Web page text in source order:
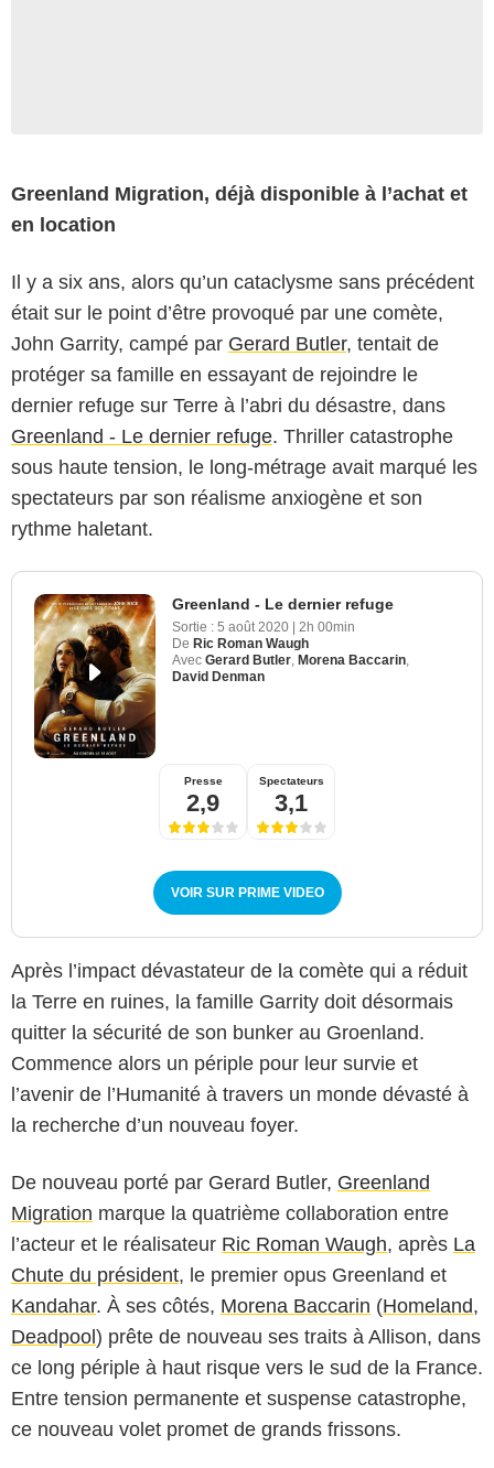
Greenland Migration, déjà disponible à l’achat et
en location
Il y a six ans, alors qu’un cataclysme sans précédent
était sur le point d’être provoqué par une comète,
John Garrity, campé par Gerard Butler, tentait de
protéger sa famille en essayant de rejoindre le
dernier refuge sur Terre à l’abri du désastre, dans
Greenland - Le dernier refuge. Thriller catastrophe
sous haute tension, le long-métrage avait marqué les
spectateurs par son réalisme anxiogène et son
rythme haletant.
Greenland - Le dernier refuge
Sortie : 5 août 2020 | 2h 00min
De Ric Roman Waugh
Avec Gerard Butler Morena Baccarin
David Denman
Presse
2,9
Spectateurs
3,1
VOIR SUR PRIME VIDEO
Après l’impact dévastateur de la comète qui a réduit
la Terre en ruines, la famille Garrity doit désormais
quitter la sécurité de son bunker au Groenland.
Commence alors un périple pour leur survie et
l’avenir de l’Humanité à travers un monde dévasté à
la recherche d’un nouveau foyer.
De nouveau porté par Gerard Butler, Greenland
Migration marque la quatrième collaboration entre
l’acteur et le réalisateur Ric Roman Waugh, après La
Chute du président, le premier opus Greenland et
Kandahar. À ses côtés, Morena Baccarin (Homeland,
Deadpool) prête de nouveau ses traits à Allison, dans
ce long périple à haut risque vers le sud de la France.
Entre tension permanente et suspense catastrophe,
ce nouveau volet promet de grands frissons.